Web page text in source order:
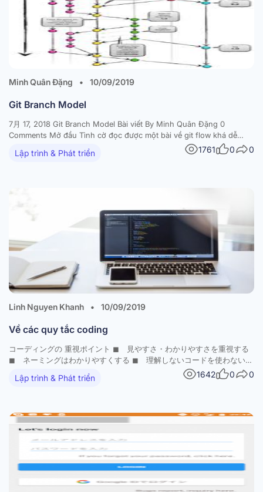
Minh Quân Đặng • 10/09/2019
Git Branch Model
7月 17, 2018 Git Branch Model Bài viết By Minh Quân Đặng 0
Comments Mở đầu Tình cờ đọc được một bài về git flow khá dễ
hiểu trên https://qiita.com với cách triển khai đi từ trải nghiệm của
một beginner đến khi rút ra được một git flow có…
Lập trình & Phát triển 1761 0 0
Linh Nguyen Khanh • 10/09/2019
Về các quy tắc coding
コーディングの 重視ポイント ◼ 見やすさ・わかりやすさを重視する
◼ ネーミングはわかりやすくする ◼ 理解しないコードを使わない
◼ 同じコードを二度書かない（DRY → Don’t repeat yourself） ◼
役割の単一化 ◼ 保守性優先 ◼ CheckStyle厳守
Lập trình & Phát triển 1642 0 0